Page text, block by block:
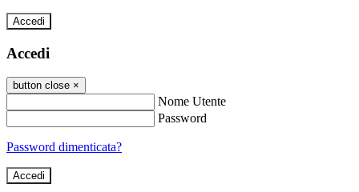
Accedi
Accedi
button close ×
Nome Utente
Password
Password dimenticata?